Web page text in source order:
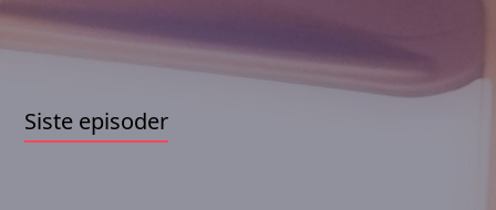
Siste episoder